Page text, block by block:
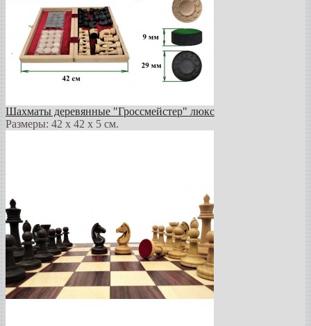
Шахматы деревянные "Гроссмейстер" люкс
Размеры: 42 x 42 x 5 см.